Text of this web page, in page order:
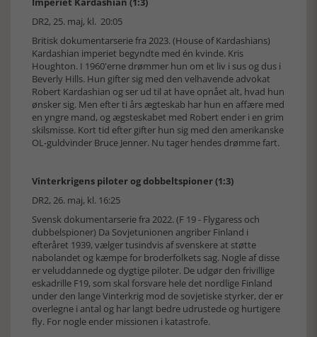
DR2, 25. maj, kl. 20:05
Britisk dokumentarserie fra 2023. (House of Kardashians)
Kardashian imperiet begyndte med én kvinde. Kris
Houghton. I 1960'erne drømmer hun om et liv i sus og dus i
Beverly Hills. Hun gifter sig med den velhavende advokat
Robert Kardashian og ser ud til at have opnået alt, hvad hun
ønsker sig. Men efter ti års ægteskab har hun en affære med
en yngre mand, og ægsteskabet med Robert ender i en grim
skilsmisse. Kort tid efter gifter hun sig med den amerikanske
OL-guldvinder Bruce Jenner. Nu tager hendes drømme fart.
Vinterkrigens piloter og dobbeltspioner (1:3)
DR2, 26. maj, kl. 16:25
Svensk dokumentarserie fra 2022. (F 19 - Flygaress och
dubbelspioner) Da Sovjetunionen angriber Finland i
efteråret 1939, vælger tusindvis af svenskere at støtte
nabolandet og kæmpe for broderfolkets sag. Nogle af disse
er veluddannede og dygtige piloter. De udgør den frivillige
eskadrille F19, som skal forsvare hele det nordlige Finland
under den lange Vinterkrig mod de sovjetiske styrker, der er
overlegne i antal og har langt bedre udrustede og hurtigere
fly. For nogle ender missionen i katastrofe.